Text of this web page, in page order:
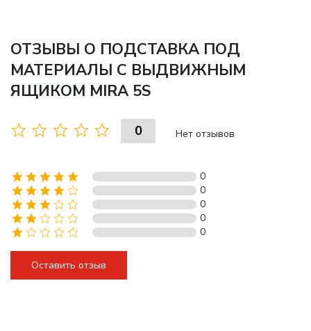
ОТЗЫВЫ О ПОДСТАВКА ПОД
МАТЕРИАЛЫ С ВЫДВИЖНЫМ
ЯЩИКОМ MIRA 5S
0 Нет отзывов
0
0
0
0
0
Оставить отзыв